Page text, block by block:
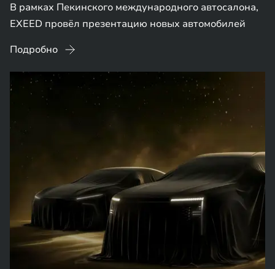
В рамках Пекинского международного автосалона,
EXEED провёл презентацию новых автомобилей
Подробно